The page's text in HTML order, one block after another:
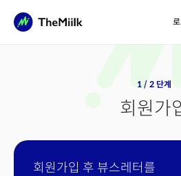
1 / 2 단계
회원가
회원가입 후 뷰스레터를